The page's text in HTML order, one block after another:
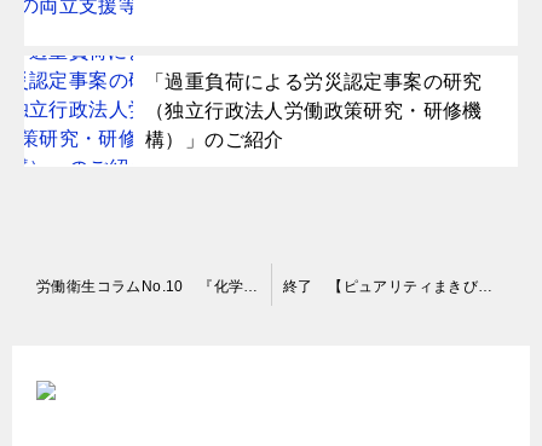
「過重負荷による労災認定事案の研究
（独立行政法人労働政策研究・研修機
構）」のご紹介